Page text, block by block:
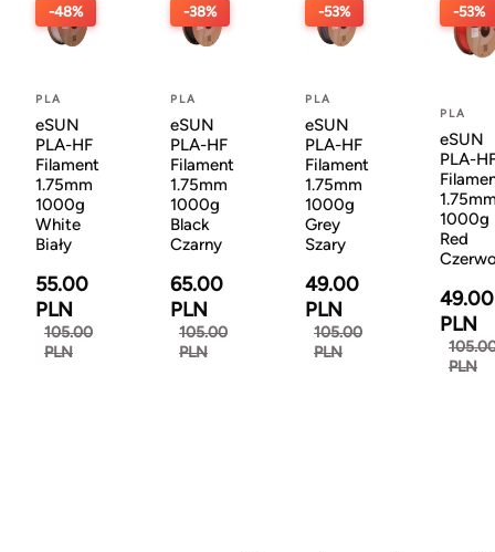
-48%
PLA
eSUN
PLA-HF
Filament
1.75mm
1000g
White
Biały
55.00
PLN
105.00
PLN
-38%
PLA
eSUN
PLA-HF
Filament
1.75mm
1000g
Black
Czarny
65.00
PLN
105.00
PLN
-53%
PLA
eSUN
PLA-HF
Filament
1.75mm
1000g
Grey
Szary
49.00
PLN
105.00
PLN
-53%
PLA
eSUN
PLA-
1000g
Red
49.00
PLN
PLN